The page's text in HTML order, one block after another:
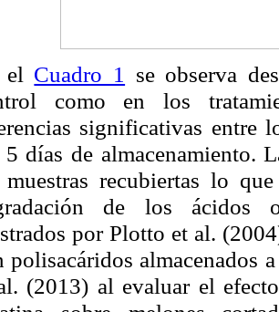
Cuadro 1
se observa
como en los
significativas entre
días de almacenamiento.
muestras recubiertas lo
de los ácidos
por Plotto et al.
polisacáridos almacenados
(2013) al evaluar el